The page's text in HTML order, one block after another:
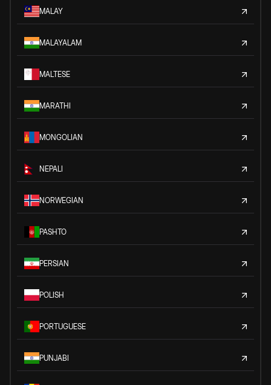
MALAY
MALAYALAM
MALTESE
MARATHI
MONGOLIAN
NEPALI
NORWEGIAN
PASHTO
PERSIAN
POLISH
PORTUGUESE
PUNJABI